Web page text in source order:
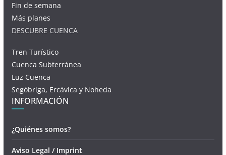
Fin de semana
Más planes
DESCUBRE CUENCA
Tren Turístico
Cuenca Subterránea
Luz Cuenca
Segóbriga, Ercávica y Noheda
INFORMACIÓN
¿Quiénes somos?
Aviso Legal / Imprint